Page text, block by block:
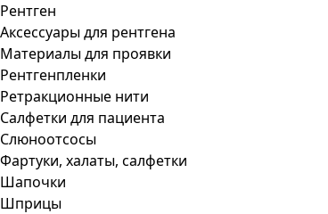
Рентген
Аксессуары для рентгена
Материалы для проявки
Рентгенпленки
Ретракционные нити
Салфетки для пациента
Слюноотсосы
Фартуки, халаты, салфетки
Шапочки
Шприцы